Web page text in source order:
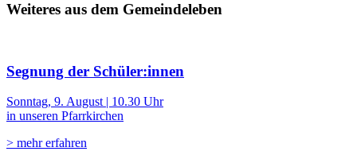
Weiteres aus dem Gemeindeleben
Segnung der Schüler:innen
Sonntag, 9. August | 10.30 Uhr
in unseren Pfarrkirchen
> mehr erfahren